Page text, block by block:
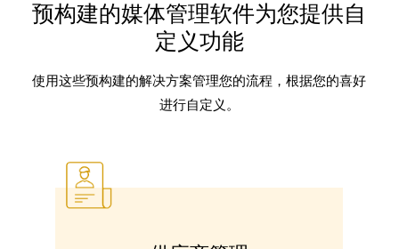
预构建的媒体管理软件为您提供自
定义功能
使用这些预构建的解决方案管理您的流程，根据您的喜好
进行自定义。